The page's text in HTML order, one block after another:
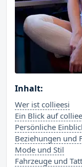
Inhalt:
Wer ist collieesi
Ein Blick auf
Persönliche
Beziehungen und
Mode und Stil
Fahrzeuge und